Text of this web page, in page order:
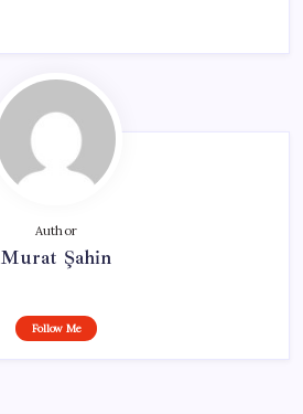
Author
Murat Şahin
Follow Me